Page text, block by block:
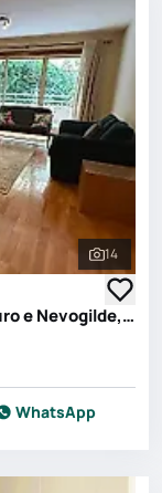
Ver
14
Apartamento T1 em Aldoar, Foz do Douro e Nevogilde, Porto
WhatsApp